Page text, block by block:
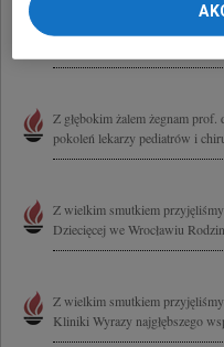
Wyrazy głębokiego
Dziekan i pracownicy
Z głębokim żalem żegnam
pokoleń lekarzy pediatrów i
Z wielkim smutkiem
Dziecięcej we Wrocławiu
Z wielkim smutkiem
Kliniki Wyrazy najgłębszego